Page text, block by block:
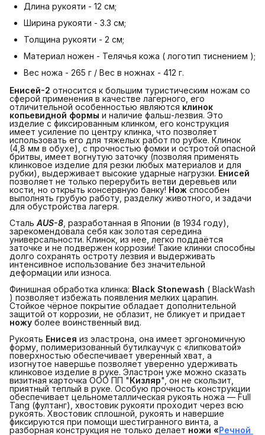
Длина рукояти - 12 см;
Ширина рукояти - 3.3 см;
Толщина рукояти - 2 см;
Материал ножен - Телячья кожа ( логотип тиснением );
Вес ножа - 265 г / Вес в ножнах - 412 г.
Енисей-2 относится к большим туристическим ножам со
сферой применения в качестве лагерного, его
отличительной особенностью являются клинок
копьевидной формы и наличие фальш-лезвия. Это
изделие с фиксированным клинком, его конструкция
имеет усиление по центру клинка, что позволяет
использовать его для тяжелых работ по рубке. Клинок
(4,8 мм в обухе), с прочностью фомки и остротой опасной
бритвы, имеет вогнутую заточку (позволяя применять
клинковое изделие для резки любых материалов и для
рубки), выдерживает высокие ударные нагрузки. Енисей
позволяет не только перерубить ветви деревьев или
кости, но открыть консервную банку! Нож способен
выполнять грубую работу, разделку животного, и задачи
для обустройства лагеря.
Сталь AUS-8 , разработанная в Японии (в 1934 году),
зарекомендовала себя как золотая середина
универсальности. Клинок, из нее, легко поддаётся
заточке и не подвержен коррозии! Такие клинки способны
долго сохранять остроту лезвия и выдерживать
интенсивное использование без значительной
деформации или износа.
Финишная обработка клинка: Black Stonewash ( BlackWash
) позволяет избежать появления мелких царапин.
Стойкое чёрное покрытие обладает дополнительной
защитой от коррозии, не облазит, не бликует и придает
ножу более воинственный вид.
Рукоять Енисея из эластрона, она имеет эргономичную
форму, полимеризованный бутилкаучук с «липковатой»
поверхностью обеспечивает уверенный хват, а
изогнутое навершье позволяет уверенно удерживать
клинковое изделие в руке. Эластрон уже можно сказать
визитная карточка ООО ПП "Кизляр", он не скользит,
приятный теплый в руке. Особую прочность конструкции
обеспечивает цельнометаллическая рукоять ножа — Full
Tang (фултанг), хвостовик рукояти проходит через всю
рукоять. Хвостовик сплошной, рукоять и навершие
фиксируются при помощи шестигранного винта, а
разборная конструкция не только делает ножи «Речной